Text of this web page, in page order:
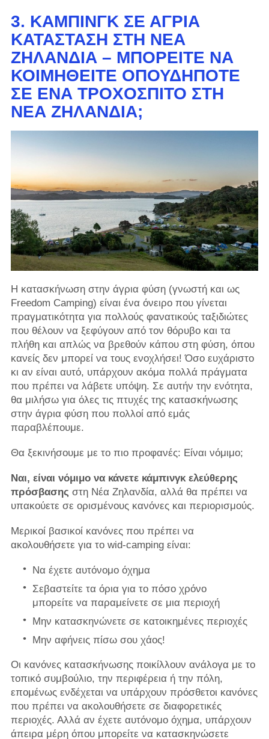
3. ΚΆΜΠΙΝΓΚ ΣΕ ΆΓΡΙΑ ​​
ΚΑΤΆΣΤΑΣΗ ΣΤΗ ΝΈΑ
ΖΗΛΑΝΔΊΑ – ΜΠΟΡΕΊΤΕ ΝΑ
ΚΟΙΜΗΘΕΊΤΕ ΟΠΟΥΔΉΠΟΤΕ
ΣΕ ΈΝΑ ΤΡΟΧΌΣΠΙΤΟ ΣΤΗ
ΝΈΑ ΖΗΛΑΝΔΊΑ;
Η κατασκήνωση στην άγρια ​​φύση (γνωστή και ως
Freedom Camping) είναι ένα όνειρο που γίνεται
πραγματικότητα για πολλούς φανατικούς ταξιδιώτες
που θέλουν να ξεφύγουν από τον θόρυβο και τα
πλήθη και απλώς να βρεθούν κάπου στη φύση, όπου
κανείς δεν μπορεί να τους ενοχλήσει! Όσο ευχάριστο
κι αν είναι αυτό, υπάρχουν ακόμα πολλά πράγματα
που πρέπει να λάβετε υπόψη. Σε αυτήν την ενότητα,
θα μιλήσω για όλες τις πτυχές της κατασκήνωσης
στην άγρια ​​φύση που πολλοί από εμάς
παραβλέπουμε.
Θα ξεκινήσουμε με το πιο προφανές: Είναι νόμιμο;
Ναι, είναι νόμιμο να κάνετε κάμπινγκ ελεύθερης
πρόσβασης στη Νέα Ζηλανδία, αλλά θα πρέπει να
υπακούετε σε ορισμένους κανόνες και περιορισμούς.
Μερικοί βασικοί κανόνες που πρέπει να
ακολουθήσετε για το wid-camping είναι:
Να έχετε αυτόνομο όχημα
Σεβαστείτε τα όρια για το πόσο χρόνο
μπορείτε να παραμείνετε σε μια περιοχή
Μην κατασκηνώνετε σε κατοικημένες περιοχές
Μην αφήνεις πίσω σου χάος!
Οι κανόνες κατασκήνωσης ποικίλλουν ανάλογα με το
τοπικό συμβούλιο, την περιφέρεια ή την πόλη,
επομένως ενδέχεται να υπάρχουν πρόσθετοι κανόνες
που πρέπει να ακολουθήσετε σε διαφορετικές
περιοχές. Αλλά αν έχετε αυτόνομο όχημα, υπάρχουν
άπειρα μέρη όπου μπορείτε να κατασκηνώσετε